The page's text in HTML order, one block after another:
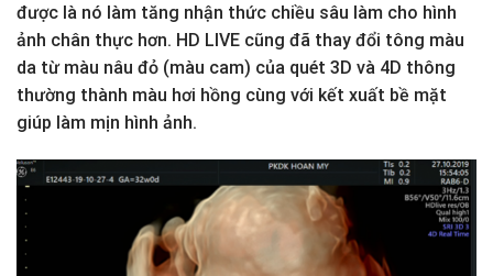
được là nó làm tăng nhận thức chiều sâu làm cho hình
ảnh chân thực hơn. HD LIVE cũng đã thay đổi tông màu
da từ màu nâu đỏ (màu cam) của quét 3D và 4D thông
thường thành màu hơi hồng cùng với kết xuất bề mặt
giúp làm mịn hình ảnh.